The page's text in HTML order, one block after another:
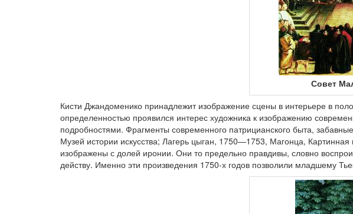
Совет
Кисти Джандоменико принадлежит изображение сцены в интерьере в
определенностью проявился интерес художника к изображению
подробностями. Фрагменты современного патрицианского быта,
Музей истории искусства; Лагерь цыган, 1750—1753, Магонца,
изображены с долей иронии. Они то предельно правдивы, словно
действу. Именно эти произведения 1750-х годов позволили младшему